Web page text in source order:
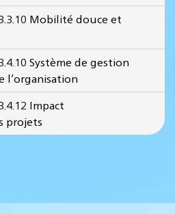
Mobilité douce et
Système de gestion
l’organisation
Impact
projets